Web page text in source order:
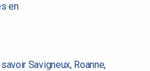
en
Savigneux, Roanne,